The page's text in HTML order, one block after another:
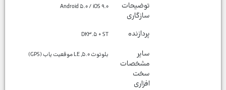
توضیحات
سازگاری
Android ۵.۰ / iOS ۹.۰
پردازنده DK۳.۵ + ST
سایر
مشخصات
سخت
افزاری
بلوتوث ۵.۰, LE موقعیت یاب (GPS)